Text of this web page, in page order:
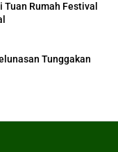
Rumah Festival
Tunggakan